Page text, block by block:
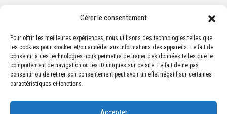
Gérer le consentement
Pour offrir les meilleures expériences, nous utilisons des technologies telles que
les cookies pour stocker et/ou accéder aux informations des appareils. Le fait de
consentir à ces technologies nous permettra de traiter des données telles que le
comportement de navigation ou les ID uniques sur ce site. Le fait de ne pas
consentir ou de retirer son consentement peut avoir un effet négatif sur certaines
caractéristiques et fonctions.
Association Sportive Montferrandaise
84, boulevard Léon Jouhaux
CS 80221 - 63021 Clermont-Ferrand Cedex 2